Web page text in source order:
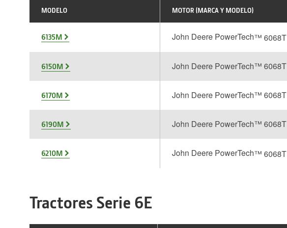
MODELO MOTOR (MARCA Y MODELO)
6135M John Deere PowerTech™ 6068T
6150M John Deere PowerTech™ 6068T
6170M John Deere PowerTech™ 6068T
6190M John Deere PowerTech™ 6068T
6210M John Deere PowerTech™ 6068T
Tractores Serie 6E